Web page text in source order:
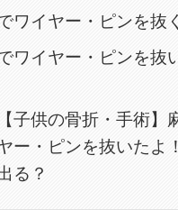
ワイヤー・ピンを抜
ワイヤー・ピンを抜
子供の骨折・手術】
ー・ピンを抜いたよ
る？